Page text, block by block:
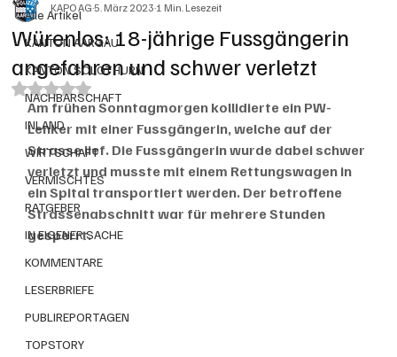
Alle Artikel
KANTON AARGAU
KANTON SOLOTHURN
NACHBARSCHAFT
INLAND
WIRTSCHAFT
VERMISCHTES
RATGEBER
IN EIGENER SACHE
KOMMENTARE
LESERBRIEFE
PUBLIREPORTAGEN
TOPSTORY
Würenlos: 18-jährige Fussgängerin
angefahren und schwer verletzt
KAPO AG5. März 20231 Min. Lesezeit
Mit NaN von 5 Sternen bewertet.
Am frühen Sonntagmorgen kollidierte ein PW-
Lenker mit einer Fussgängerin, welche auf der
Strasse lief. Die Fussgängerin wurde dabei schwer
verletzt und musste mit einem Rettungswagen in
ein Spital transportiert werden. Der betroffene
Strassenabschnitt war für mehrere Stunden
gesperrt.